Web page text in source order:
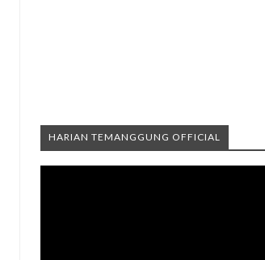
HARIAN TEMANGGUNG OFFICIAL